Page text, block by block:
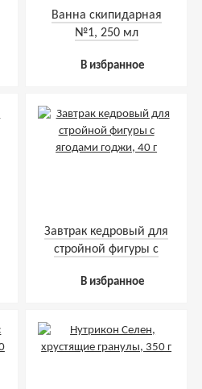
Ванна скипидарная
№1, 250 мл
В избранное
Завтрак кедровый для
стройной фигуры с
В избранное